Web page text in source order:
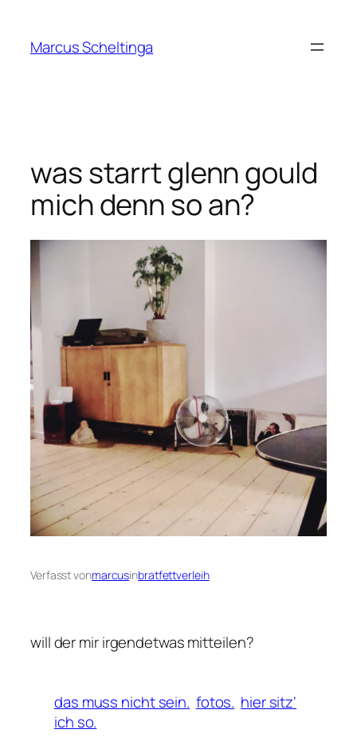
springen
Marcus Scheltinga
was starrt glenn gould
mich denn so an?
Verfasst vonmarcusinbratfettverleih
will der mir irgendetwas mitteilen?
das muss nicht sein. fotos. hier sitz‘
ich so.